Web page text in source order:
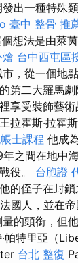
出一種特殊
臺中 整骨 推
想法是由萊
燴 台中西屯區
，從一個地
第二大羅馬
享受裝飾藝
拉霍斯·拉霍
士課程 他成
之間在地中
役。 台胞證
的侄子在封
國人，並在
的頭銜，但
帕特里亞（
台北 整復